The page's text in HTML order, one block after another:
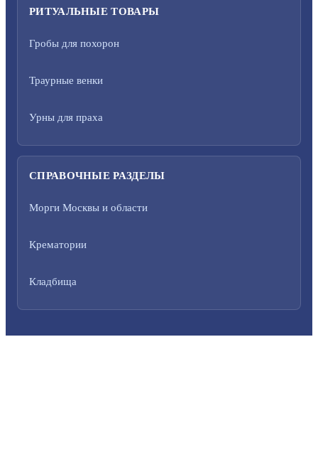
РИТУАЛЬНЫЕ ТОВАРЫ
Гробы для похорон
Траурные венки
Урны для праха
СПРАВОЧНЫЕ РАЗДЕЛЫ
Морги Москвы и области
Крематории
Кладбища